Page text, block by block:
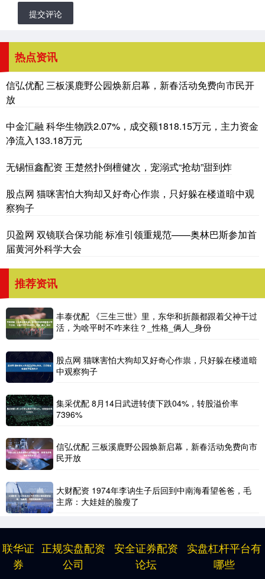
提交评论
热点资讯
信弘优配 三板溪鹿野公园焕新启幕，新春活动免费向市民开
放
中金汇融 科华生物跌2.07%，成交额1818.15万元，主力资金
净流入133.18万元
无锡恒鑫配资 王楚然扑倒檀健次，宠溺式“抢劫”甜到炸
股点网 猫咪害怕大狗却又好奇心作祟，只好躲在楼道暗中观
察狗子
贝盈网 双镜联合保功能 标准引领重规范——奥林巴斯参加首
届黄河外科学大会
推荐资讯
丰泰优配 《三生三世》里，东华和折颜都跟着父神干过
活，为啥平时不咋来往？_性格_俩人_身份
股点网 猫咪害怕大狗却又好奇心作祟，只好躲在楼道暗
中观察狗子
集采优配 8月14日武进转债下跌04%，转股溢价率
7396%
信弘优配 三板溪鹿野公园焕新启幕，新春活动免费向市
民开放
大财配资 1974年李讷生子后回到中南海看望爸爸，毛
主席：大娃娃的脸瘦了
联华证
券
正规实盘配资
公司
安全证券配资
论坛
实盘杠杆平台有
哪些